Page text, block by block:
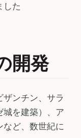
した
開発
ンチン、サラ
城を建築）、ア
など、数世紀に